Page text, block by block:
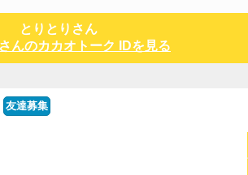
とりとりさん
んのカカオトーク IDを見る
友達募集